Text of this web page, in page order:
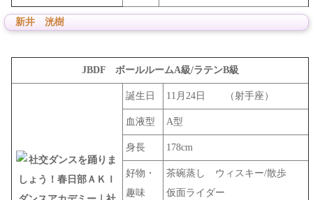
新井 洸樹
JBDF ボールルームA級/ラテンB級
誕生日 11月24日 （射手座）
血液型 A型
身長 178cm
好物・
趣味
茶碗蒸し ウィスキー/散歩
仮面ライダー